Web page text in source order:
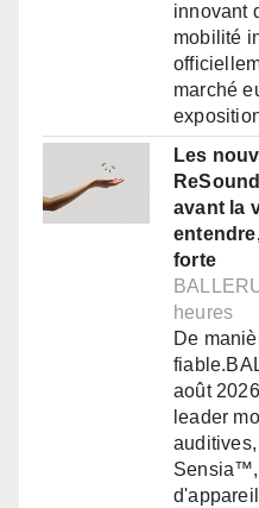
innovant
mobilité
marché
Les
avant la
forte
heures
De
août
leader
Sensia™,